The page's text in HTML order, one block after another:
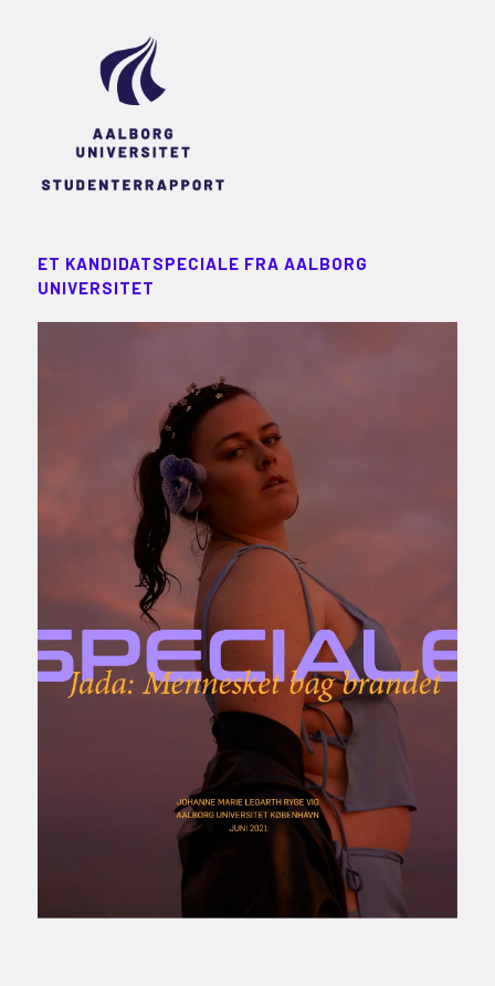
ET KANDIDATSPECIALE FRA AALBORG
UNIVERSITET